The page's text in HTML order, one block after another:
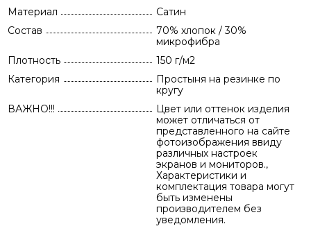
Материал
Сатин
Состав
70% хлопок / 30%
микрофибра
Плотность
150 г/м2
Категория
Простыня на резинке по
кругу
ВАЖНО!!!
Цвет или оттенок изделия
может отличаться от
представленного на сайте
фотоизображения ввиду
различных настроек
экранов и мониторов.,
Характеристики и
комплектация товара могут
быть изменены
производителем без
уведомления.